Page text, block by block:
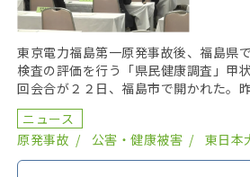
東京電力福島第一原発事故後、福島県
検査の評価を行う「県民健康調査」甲
回会合が２２日、福島市で開かれた。
終え、委員が改選されてから初の開催
ニュース
原発事故
公害・健康被害 東日本